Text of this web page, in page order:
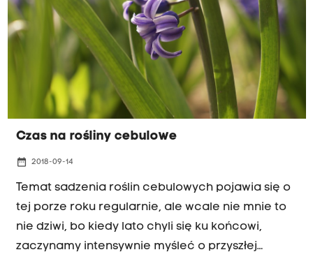
Czas na rośliny cebulowe
date_range 2018-09-14
Temat sadzenia roślin cebulowych pojawia się o
tej porze roku regularnie, ale wcale nie mnie to
nie dziwi, bo kiedy lato chyli się ku końcowi,
zaczynamy intensywnie myśleć o przyszłej